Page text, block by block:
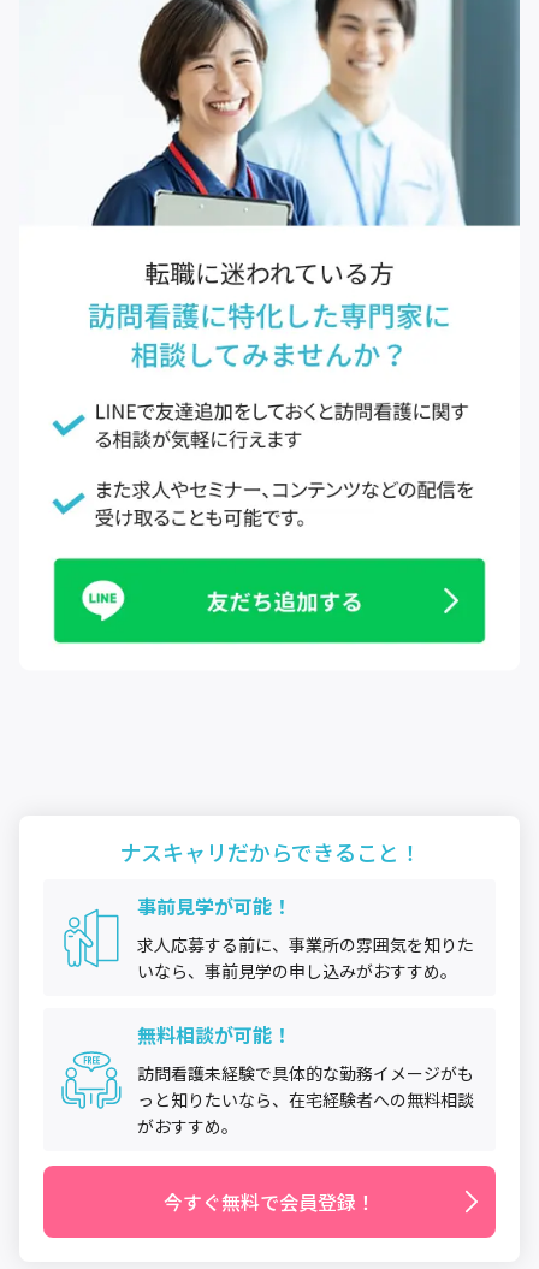
ナスキャリだからできること！
事前見学が可能！
求人応募する前に、事業所の雰囲気を知りた
いなら、事前見学の申し込みがおすすめ。
無料相談が可能！
訪問看護未経験で具体的な勤務イメージがも
っと知りたいなら、在宅経験者への無料相談
がおすすめ。
今すぐ無料で会員登録！